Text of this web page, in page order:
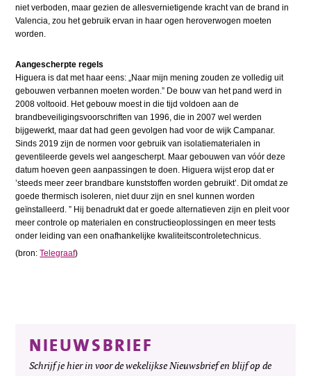
niet verboden, maar gezien de allesvernietigende kracht van de brand in
Valencia, zou het gebruik ervan in haar ogen heroverwogen moeten
worden.
Aangescherpte regels
Higuera is dat met haar eens: „Naar mijn mening zouden ze volledig uit
gebouwen verbannen moeten worden.” De bouw van het pand werd in
2008 voltooid. Het gebouw moest in die tijd voldoen aan de
brandbeveiligingsvoorschriften van 1996, die in 2007 wel werden
bijgewerkt, maar dat had geen gevolgen had voor de wijk Campanar.
Sinds 2019 zijn de normen voor gebruik van isolatiematerialen in
geventileerde gevels wel aangescherpt. Maar gebouwen van vóór deze
datum hoeven geen aanpassingen te doen. Higuera wijst erop dat er
’steeds meer zeer brandbare kunststoffen worden gebruikt’. Dit omdat ze
goede thermisch isoleren, niet duur zijn en snel kunnen worden
geïnstalleerd. ” Hij benadrukt dat er goede alternatieven zijn en pleit voor
meer controle op materialen en constructieoplossingen en meer tests
onder leiding van een onafhankelijke kwaliteitscontroletechnicus.
(bron:Telegraaf)
NIEUWSBRIEF
Schrijf je hier in voor de wekelijkse Nieuwsbrief en blijf op de